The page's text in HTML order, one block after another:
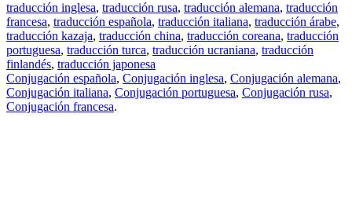
traducción inglesa, traducción rusa, traducción alemana, traducción
francesa, traducción española, traducción italiana, traducción árabe,
traducción kazaja, traducción china, traducción coreana, traducción
portuguesa, traducción turca, traducción ucraniana, traducción
finlandés, traducción japonesa
Conjugación española, Conjugación inglesa, Conjugación alemana,
Conjugación italiana, Conjugación portuguesa, Conjugación rusa,
Conjugación francesa.